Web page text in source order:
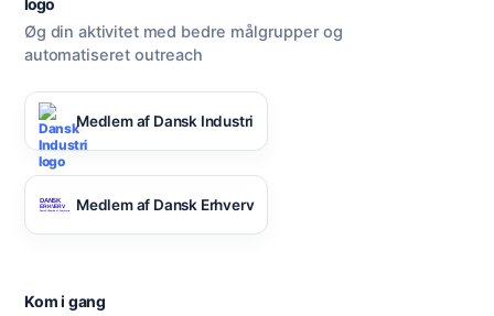
Øg din aktivitet med bedre målgrupper og
automatiseret outreach
Medlem af Dansk Industri
Medlem af Dansk Erhverv
Kom i gang